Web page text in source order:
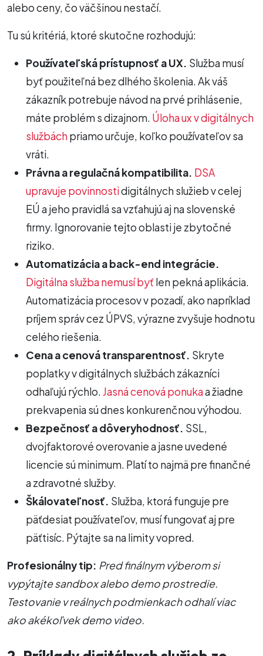
alebo ceny, čo väčšinou nestačí.
Tu sú kritériá, ktoré skutočne rozhodujú:
Používateľská prístupnosť a UX. Služba musí
byť použiteľná bez dlhého školenia. Ak váš
zákazník potrebuje návod na prvé prihlásenie,
máte problém s dizajnom. Úloha ux v digitálnych
službáchpriamo určuje, koľko používateľov sa
vráti.
Právna a regulačná kompatibilita. DSA
upravuje povinnostidigitálnych služieb v celej
EÚ a jeho pravidlá sa vzťahujú aj na slovenské
firmy. Ignorovanie tejto oblasti je zbytočné
riziko.
Automatizácia a back-end integrácie.
Digitálna služba nemusí byť len pekná aplikácia.
Automatizácia procesov v pozadí, ako napríklad
príjem správ cez ÚPVS, výrazne zvyšuje hodnotu
celého riešenia.
Cena a cenová transparentnosť. Skryte
poplatky v digitálnych službách zákazníci
odhaľujú rýchlo.Jasná cenová ponukaa žiadne
prekvapenia sú dnes konkurenčnou výhodou.
Bezpečnosť a dôveryhodnosť. SSL,
dvojfaktorové overovanie a jasne uvedené
licencie sú minimum. Platí to najmä pre finančné
a zdravotné služby.
Škálovateľnosť. Služba, ktorá funguje pre
päťdesiat používateľov, musí fungovať aj pre
päťtisíc. Pýtajte sa na limity vopred.
Profesionálny tip: Pred finálnym výberom si
vypýtajte sandbox alebo demo prostredie.
Testovanie v reálnych podmienkach odhalí viac
ako akékoľvek demo video.